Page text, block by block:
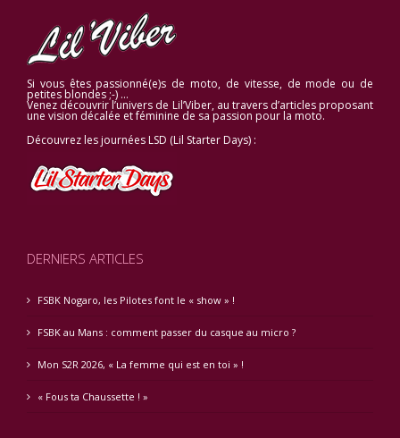
Si vous êtes passionné(e)s de moto, de vitesse, de mode ou de
petites blondes ;-) …
Venez découvrir l’univers de Lil’Viber, au travers d’articles proposant
une vision décalée et féminine de sa passion pour la moto.
Découvrez les journées LSD (Lil Starter Days) :
DERNIERS ARTICLES
FSBK Nogaro, les Pilotes font le « show » !
FSBK au Mans : comment passer du casque au micro ?
Mon S2R 2026, « La femme qui est en toi » !
« Fous ta Chaussette ! »